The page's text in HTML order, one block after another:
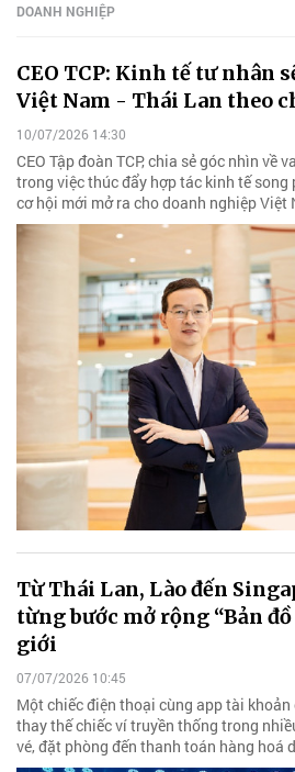
DOANH NGHIỆP
CEO TCP: Kinh tế tư nhân
Việt Nam - Thái Lan theo
10/07/2026 14:30
CEO Tập đoàn TCP, chia sẻ góc nhìn về
trong việc thúc đẩy hợp tác kinh tế song
cơ hội mới mở ra cho doanh nghiệp Việt
Từ Thái Lan, Lào đến
từng bước mở rộng “Bản
giới
07/07/2026 10:45
Một chiếc điện thoại cùng app tài
thay thế chiếc ví truyền thống trong
vé, đặt phòng đến thanh toán hàng hoá